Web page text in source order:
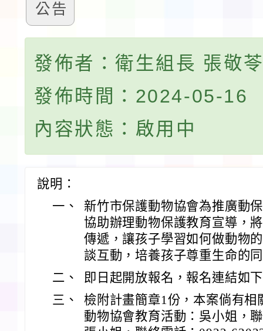
公告
發佈者：衛生組長 張敬
發佈時間：2024-05-16
內容狀態：啟用中
說明：
一、
新竹市保護動物協會為推廣動
協助辦理動物保護教育宣導，
傳遞，讓孩子學習如何做動物
談互動，培養孩子尊重生命的
二、
即日起開放報名，報名連結如
三、
檢附計畫簡章1份，本案倘有
動物協會教育活動：吳小姐，